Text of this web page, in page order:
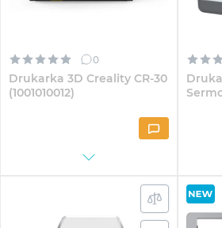
0
Drukarka 3D Creality CR-30
(1001010012)